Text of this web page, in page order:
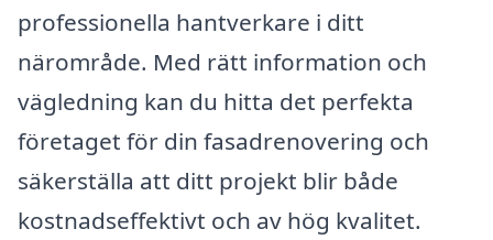
professionella hantverkare i ditt
närområde. Med rätt information och
vägledning kan du hitta det perfekta
företaget för din fasadrenovering och
säkerställa att ditt projekt blir både
kostnadseffektivt och av hög kvalitet.